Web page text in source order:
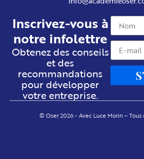
Inscrivez-vous à
notre infolettre
Obtenez des conseils
et des
recommandations
pour développer
votre entreprise.
© Oser 2026 - Avec Luce Morin – Tous